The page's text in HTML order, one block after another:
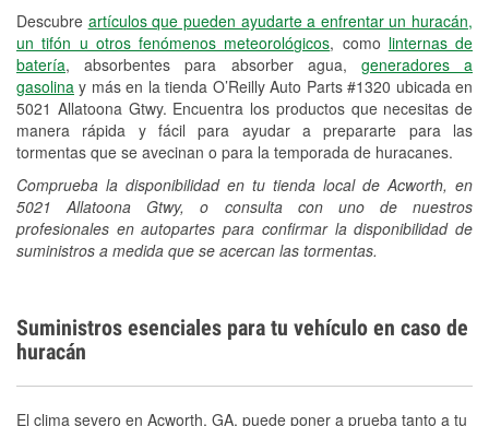
Descubre artículos que pueden ayudarte a enfrentar un huracán,
un tifón u otros fenómenos meteorológicos, como linternas de
batería, absorbentes para absorber agua, generadores a
gasolina y más en la tienda O’Reilly Auto Parts #1320 ubicada en
5021 Allatoona Gtwy. Encuentra los productos que necesitas de
manera rápida y fácil para ayudar a prepararte para las
tormentas que se avecinan o para la temporada de huracanes.
Comprueba la disponibilidad en tu tienda local de Acworth, en
5021 Allatoona Gtwy, o consulta con uno de nuestros
profesionales en autopartes para confirmar la disponibilidad de
suministros a medida que se acercan las tormentas.
Suministros esenciales para tu vehículo en caso de
huracán
El clima severo en Acworth, GA, puede poner a prueba tanto a tu